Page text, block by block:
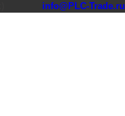
info@PLC-Trade.ru